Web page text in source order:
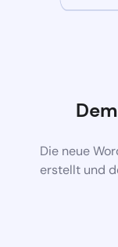
Die neue
erstellt und